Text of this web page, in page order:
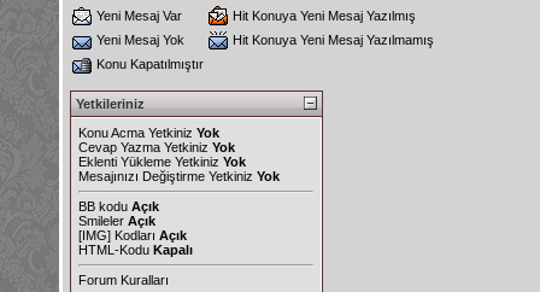
Yeni Mesaj Var
Hit Konuya Yeni Mesaj Yazılmış
Yeni Mesaj Yok
Hit Konuya Yeni Mesaj Yazılmamış
Konu Kapatılmıştır
Yetkileriniz
Konu Acma Yetkiniz Yok
Cevap Yazma Yetkiniz Yok
Eklenti Yükleme Yetkiniz Yok
Mesajınızı Değiştirme Yetkiniz Yok
BB kodu Açık
Smileler Açık
[IMG] Kodları Açık
HTML-Kodu Kapalı
Forum Kuralları